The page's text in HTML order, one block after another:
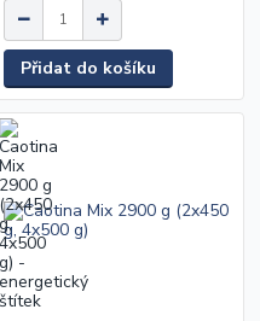
Přidat do košíku